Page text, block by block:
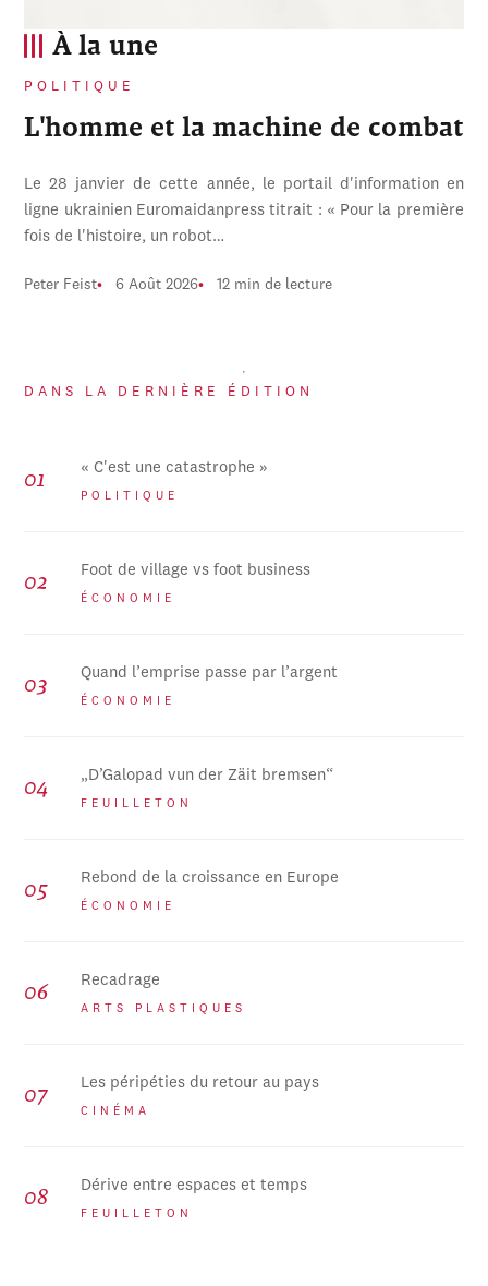
À la une
POLITIQUE
L'homme et la machine de combat
Le 28 janvier de cette année, le portail d'information en
ligne ukrainien Euromaidanpress titrait : « Pour la première
fois de l'histoire, un robot…
Peter Feist 6 Août 2026 12 min de lecture
DANS LA DERNIÈRE ÉDITION
« C'est une catastrophe »
POLITIQUE
Foot de village vs foot business
ÉCONOMIE
Quand l’emprise passe par l’argent
ÉCONOMIE
„D’Galopad vun der Zäit bremsen“
FEUILLETON
Rebond de la croissance en Europe
ÉCONOMIE
Recadrage
ARTS PLASTIQUES
Les péripéties du retour au pays
CINÉMA
Dérive entre espaces et temps
FEUILLETON